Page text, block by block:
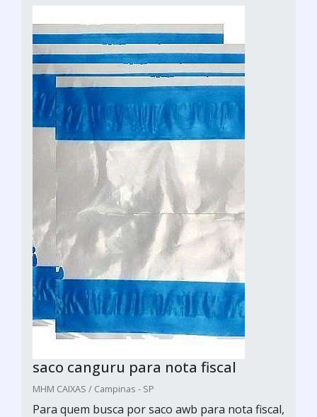
saco canguru para nota fiscal
MHM CAIXAS / Campinas - SP
Para quem busca por saco awb para nota fiscal,